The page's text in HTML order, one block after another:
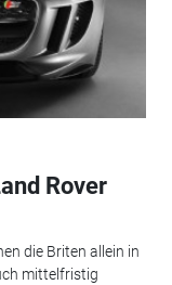
Rover
die Briten allein in
mittelfristig